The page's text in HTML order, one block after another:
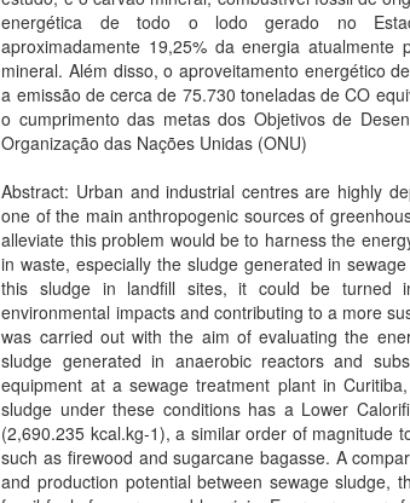
energética de todo o lodo gerado no
aproximadamente 19,25% da energia atualmente
mineral. Além disso, o aproveitamento energético
a emissão de cerca de 75.730 toneladas de CO
o cumprimento das metas dos Objetivos de
Organização das Nações Unidas (ONU)
Abstract: Urban and industrial centres are highly
one of the main anthropogenic sources of
alleviate this problem would be to harness the
in waste, especially the sludge generated in
this sludge in landfill sites, it could be turned
environmental impacts and contributing to a more
was carried out with the aim of evaluating the
sludge generated in anaerobic reactors and
equipment at a sewage treatment plant in
sludge under these conditions has a Lower
(2,690.235 kcal.kg-1), a similar order of magnitude
such as firewood and sugarcane bagasse. A
and production potential between sewage sludge,